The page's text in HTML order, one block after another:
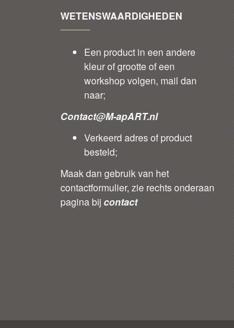
WETENSWAARDIGHEDEN
Een product in een andere
kleur of grootte of een
workshop volgen, mail dan
naar;
Contact@M-apART.nl
Verkeerd adres of product
besteld;
Maak dan gebruik van het
contactformulier, zie rechts onderaan
pagina bij contact